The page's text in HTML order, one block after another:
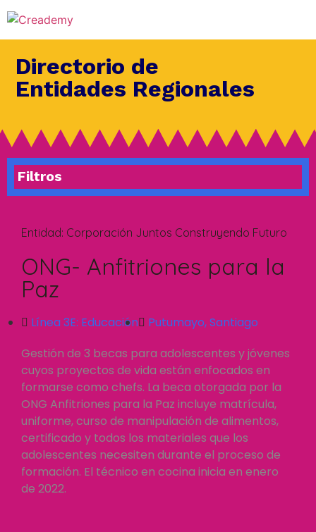
Directorio de
Entidades Regionales
Filtros
Entidad: Corporación Juntos Construyendo Futuro
ONG- Anfitriones para la
Paz
Línea 3E: Educación Putumayo,Santiago
Gestión de 3 becas para adolescentes y jóvenes
cuyos proyectos de vida están enfocados en
formarse como chefs. La beca otorgada por la
ONG Anfitriones para la Paz incluye matrícula,
uniforme, curso de manipulación de alimentos,
certificado y todos los materiales que los
adolescentes necesiten durante el proceso de
formación. El técnico en cocina inicia en enero
de 2022.